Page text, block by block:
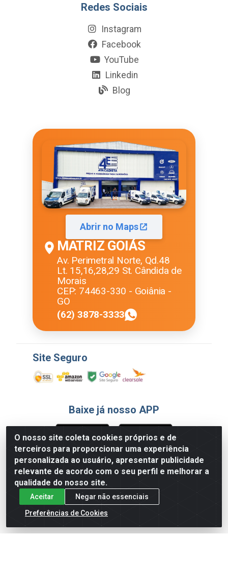
O nosso site coleta cookies próprios e de
terceiros para proporcionar uma experiência
personalizada ao usuário, apresentar publicidade
relevante de acordo com o seu perfil e melhorar a
qualidade do nosso site.
Aceitar
Negar não essenciais
Preferências de Cookies
Redes Sociais
Instagram
Facebook
YouTube
Linkedin
Blog
Abrir no Maps
MATRIZ GOIÁS
Av. Perimetral Norte, Qd.48
Lt. 15,16,28,29 St. Cândida de
Morais
CEP: 74463-330 - Goiânia -
GO
(62) 3878-3333
Site Seguro
Baixe já nosso APP
Formas de Pagamento